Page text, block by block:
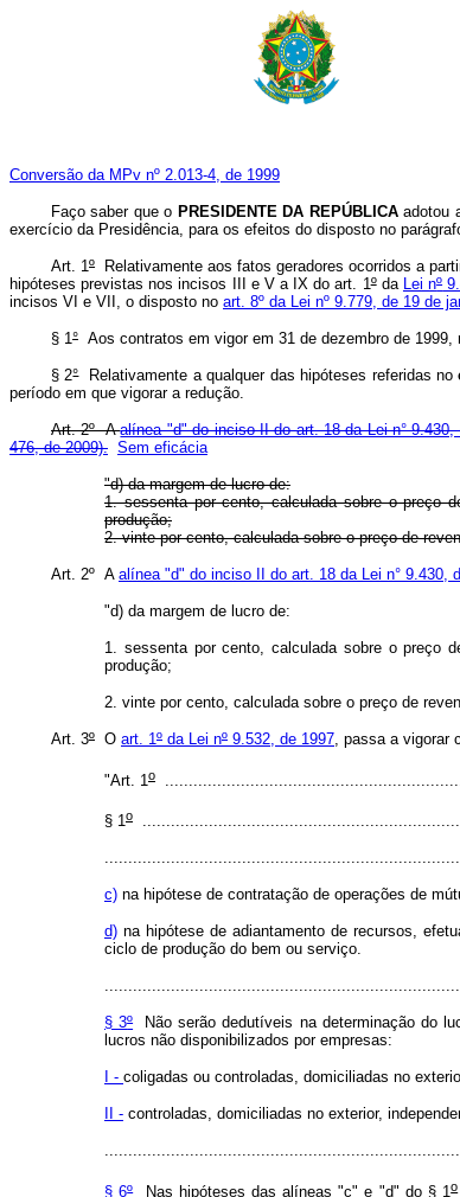
Conversão da MPv nº 2.013-4, de 1999
Faço saber que o PRESIDENTE DA REPÚBLICAadotou
exercício da Presidência, para os efeitos do disposto no
Art. 1º Relativamente aos fatos geradores ocorridos a
hipóteses previstas nos incisos III e V a IX do art. 1ºda Lei nº
incisos VI e VII, o disposto no art. 8º da Lei nº 9.779, de 19 de
§ 1° Aos contratos em vigor em 31 de dezembro de
§ 2°Relativamente a qualquer das hipóteses referidas no
período em que vigorar a redução.
Art. 2º Aalínea "d" do inciso II do art. 18 da Lei n°
476, de 2009). Sem eficácia
"d) da margem de lucro de:
1. sessenta por cento, calculada sobre o preço
produção;
2. vinte por cento, calculada sobre o preço de
Art. 2º A alínea "d" do inciso II do art. 18 da Lei n° 9.430,
"d) da margem de lucro de:
1. sessenta por cento, calculada sobre o preço
produção;
2. vinte por cento, calculada sobre o preço de
Art. 3º O art. 1º da Lei nº 9.532, de 1997, passa a vigorar
"Art. 1 o
§ 1o
c) na hipótese de contratação de operações de
d) na hipótese de adiantamento de recursos,
ciclo de produção do bem ou serviço.
§ 3º Não serão dedutíveis na determinação do
lucros não disponibilizados por empresas:
I - coligadas ou controladas, domiciliadas no
II - controladas, domiciliadas no exterior,
§ 6ºNas hipóteses das alíneas "c" e "d" do § 1o